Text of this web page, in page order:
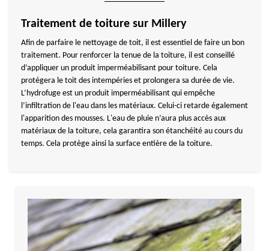
Traitement de toiture sur Millery
Afin de parfaire le nettoyage de toit, il est essentiel de faire un bon
traitement. Pour renforcer la tenue de la toiture, il est conseillé
d’appliquer un produit imperméabilisant pour toiture. Cela
protégera le toit des intempéries et prolongera sa durée de vie.
L’hydrofuge est un produit imperméabilisant qui empêche
l’infiltration de l'eau dans les matériaux. Celui-ci retarde également
l'apparition des mousses. L'eau de pluie n’aura plus accès aux
matériaux de la toiture, cela garantira son étanchéité au cours du
temps. Cela protège ainsi la surface entière de la toiture.